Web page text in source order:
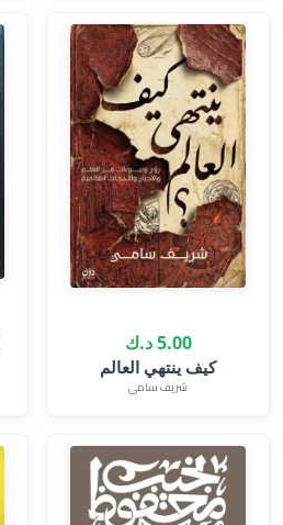
5.00 د.ك
كيف ينتهي العالم
شريف سامى